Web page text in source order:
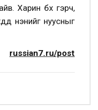
Харин бүх гэрч,
үнэнийг нуусныг
russian7.ru/post